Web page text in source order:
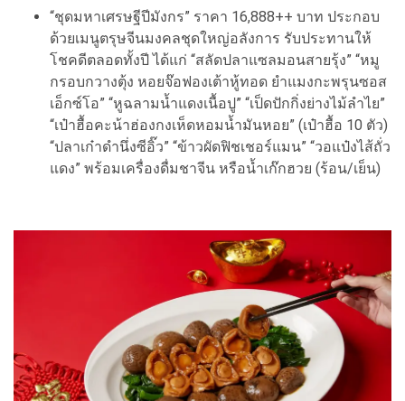
“ชุดมหาเศรษฐีปีมังกร” ราคา 16,888++ บาท ประกอบ
ด้วยเมนูตรุษจีนมงคลชุดใหญ่อลังการ รับประทานให้
โชคดีตลอดทั้งปี ได้แก่ “สลัดปลาแซลมอนสายรุ้ง” “หมู
กรอบกวางตุ้ง หอยจ๊อฟองเต้าหู้ทอด ยำแมงกะพรุนซอส
เอ็กซ์โอ” “หูฉลามน้ำแดงเนื้อปู” “เป็ดปักกิ่งย่างไม้ลำไย”
“เป๋าฮื้อคะน้าฮ่องกงเห็ดหอมน้ำมันหอย” (เป๋าฮื้อ 10 ตัว)
“ปลาเก๋าดำนึ่งซีอิ๊ว” “ข้าวผัดฟิชเชอร์แมน” “วอแป๋งไส้ถั่ว
แดง” พร้อมเครื่องดื่มชาจีน หรือน้ำเก๊กฮวย (ร้อน/เย็น)